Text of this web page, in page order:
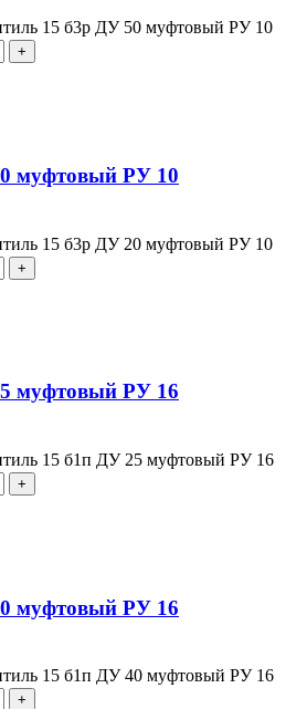
15 б3р ДУ 50 муфтовый РУ 10
муфтовый РУ 10
15 б3р ДУ 20 муфтовый РУ 10
муфтовый РУ 16
15 б1п ДУ 25 муфтовый РУ 16
муфтовый РУ 16
15 б1п ДУ 40 муфтовый РУ 16